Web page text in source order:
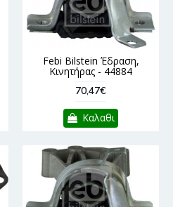
Febi Bilstein Έδραση,
Κινητήρας - 44884
70,47€
Καλαθι